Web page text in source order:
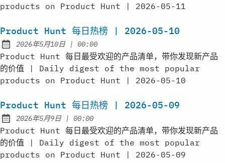
products on Product Hunt | 2026-05-11
Product Hunt 每日热榜 | 2026-05-10
Published:
2026年5月10日| at
00:00
Product Hunt 每日最受欢迎的产品清单，带你发现新产品
的价值 | Daily digest of the most popular
products on Product Hunt | 2026-05-10
Product Hunt 每日热榜 | 2026-05-09
Published:
2026年5月9日| at
00:00
Product Hunt 每日最受欢迎的产品清单，带你发现新产品
的价值 | Daily digest of the most popular
products on Product Hunt | 2026-05-09